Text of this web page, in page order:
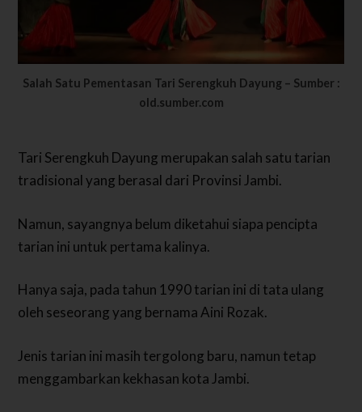
Salah Satu Pementasan Tari Serengkuh Dayung – Sumber :
old.sumber.com
Tari Serengkuh Dayung merupakan salah satu tarian
tradisional yang berasal dari Provinsi Jambi.
Namun, sayangnya belum diketahui siapa pencipta
tarian ini untuk pertama kalinya.
Hanya saja, pada tahun 1990 tarian ini di tata ulang
oleh seseorang yang bernama Aini Rozak.
Jenis tarian ini masih tergolong baru, namun tetap
menggambarkan kekhasan kota Jambi.